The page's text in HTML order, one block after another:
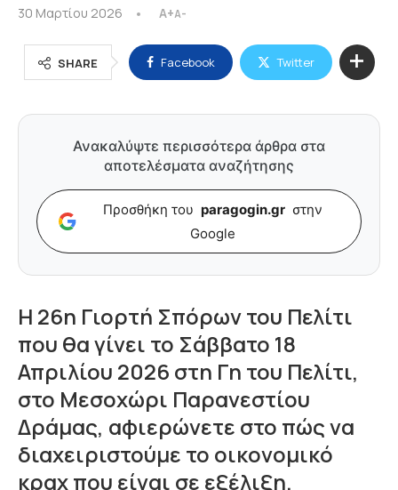
30 Μαρτίου 2026 A+A-
SHARE Facebook Twitter
Ανακαλύψτε περισσότερα άρθρα στα
αποτελέσματα αναζήτησης
Προσθήκη του paragogin.gr στην
Google
Η 26η Γιορτή Σπόρων του Πελίτι
που θα γίνει το Σάββατο 18
Απριλίου 2026 στη Γη του Πελίτι,
στο Μεσοχώρι Παρανεστίου
Δράμας, αφιερώνετε στο πώς να
διαχειριστούμε το οικονομικό
κραχ που είναι σε εξέλιξη.